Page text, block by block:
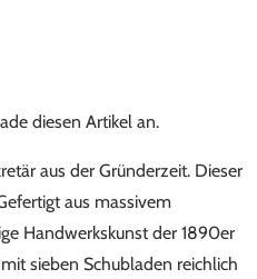
diesen Artikel an.
aus der Gründerzeit. Dieser
aus massivem
Handwerkskunst der 1890er
sieben Schubladen reichlich